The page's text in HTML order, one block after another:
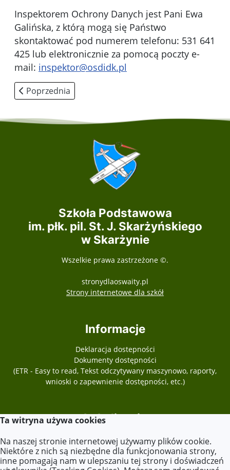
Inspektorem Ochrony Danych jest Pani Ewa
Galińska, z którą mogą się Państwo
skontaktować pod numerem telefonu: 531 641
425 lub elektronicznie za pomocą poczty e-
mail: inspektor@osdidk.pl
Poprzednia strona: Sukcesy szkoły
Poprzednia
Szkoła Podstawowa
im. płk. pil. St. J. Skarżyńskiego
w Skarżynie
Wszelkie prawa zastrzeżone ©.
stronydlaoswaity.pl
Strony internetowe dla szkółotwiera się w
Informacje
Deklaracja dostepności
Dokumenty dostępności
(ETR - Easy to read, Tekst odczytywany maszynowo, raporty,
wnioski o zapewnienie dostępności, etc.)
Lokalizacja
62-704 Kawęczyn
Skarżyn 26a
Ta witryna używa cookies
Na naszej stronie internetowej używamy plików cookie.
Niektóre z nich są niezbędne dla funkcjonowania strony,
inne pomagają nam w ulepszaniu tej strony i doświadczeń